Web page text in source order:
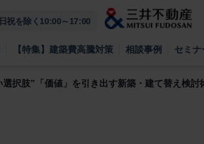
祝を除く10:00～17:00
【特集】建築費高騰対策 相談事例 セミナ
択肢”「価値」を引き出す新築・建て替え検討